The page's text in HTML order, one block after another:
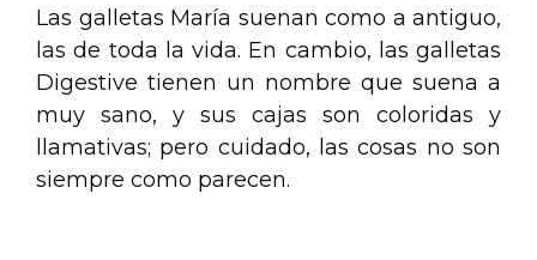
Las galletas María suenan como a antiguo,
las de toda la vida. En cambio, las galletas
Digestive tienen un nombre que suena a
muy sano, y sus cajas son coloridas y
llamativas; pero cuidado, las cosas no son
siempre como parecen.